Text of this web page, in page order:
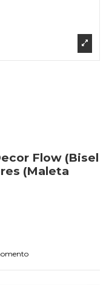
Flow (Bisel
(Maleta